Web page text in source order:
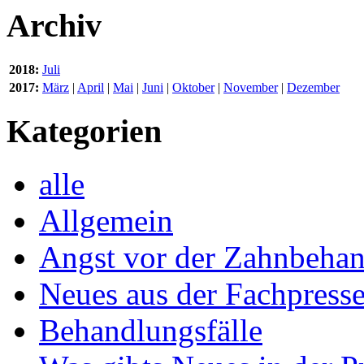
Archiv
2018: Juli
2017: März | April | Mai | Juni | Oktober| November| Dezember
Kategorien
alle
Allgemein
Angst vor der
Neues aus der
Behandlungsfälle